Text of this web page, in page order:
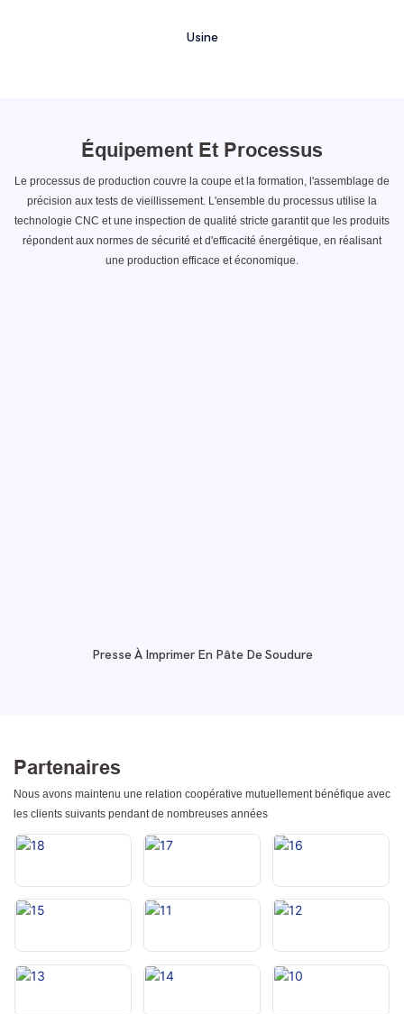
Usine
Équipement Et Processus
Le processus de production couvre la coupe et la formation, l'assemblage de
précision aux tests de vieillissement. L'ensemble du processus utilise la
technologie CNC et une inspection de qualité stricte garantit que les produits
répondent aux normes de sécurité et d'efficacité énergétique, en réalisant
une production efficace et économique.
Presse À Imprimer En Pâte De Soudure
Partenaires
Nous avons maintenu une relation coopérative mutuellement bénéfique avec
les clients suivants pendant de nombreuses années